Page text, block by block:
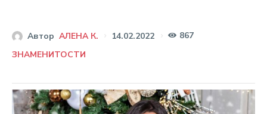
Автор АЛЕНА К. 14.02.2022
867
ЗНАМЕНИТОСТИ